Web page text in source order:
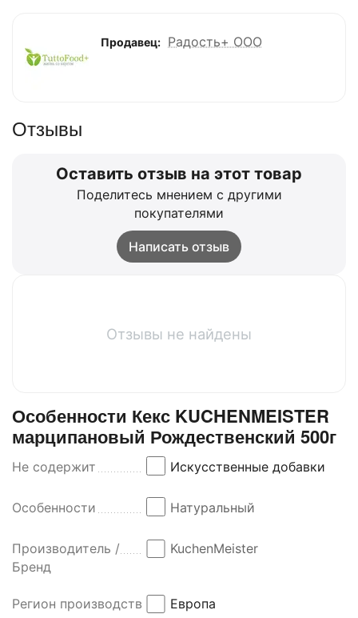
Продавец: Радость+ ООО
Отзывы
Оставить отзыв на этот товар
Поделитесь мнением с другими
покупателями
Написать отзыв
Отзывы не найдены
Особенности Кекс KUCHENMEISTER
марципановый Рождественский 500г
Не содержит Искусственные добавки
Особенности Натуральный
Производитель /
Бренд
KuchenMeister
Регион производства Европа